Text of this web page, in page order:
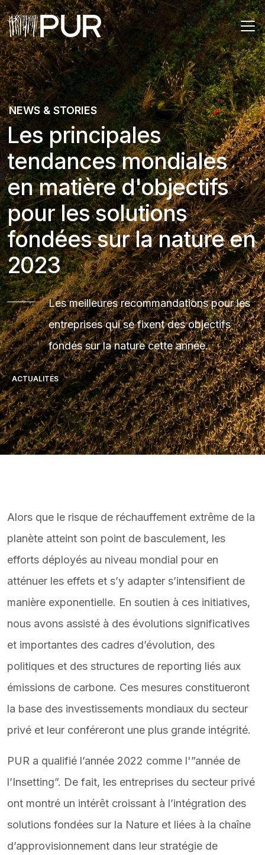
Main Navigation
NEWS & STORIES
Les principales
tendances mondiales
en matière d'objectifs
pour les solutions
fondées sur la nature en
2023
Les meilleures recommandations pour les
entreprises qui se fixent des objectifs
fondés sur la nature cette année.
ACTUALITÉS
Alors que le risque de réchauffement extrême de la
planète atteint son point de basculement, les
efforts déployés au niveau mondial pour en
atténuer les effets et s’y adapter s’intensifient de
manière exponentielle. En soutien à ces initiatives,
nous avons assisté à des évolutions significatives
et importantes des cadres d’évolution, des
politiques et des structures de reporting liés aux
émissions de carbone. Ces mesures constitueront
la base des investissements mondiaux du secteur
privé et leur conféreront une plus grande intégrité.
PUR a qualifié l’année 2022 comme l'”année de
l’Insetting”. De fait, les entreprises du secteur privé
ont montré un intérêt croissant à l’intégration des
solutions fondées sur la Nature et liées à la chaîne
d’approvisionnement dans leur stratégie de